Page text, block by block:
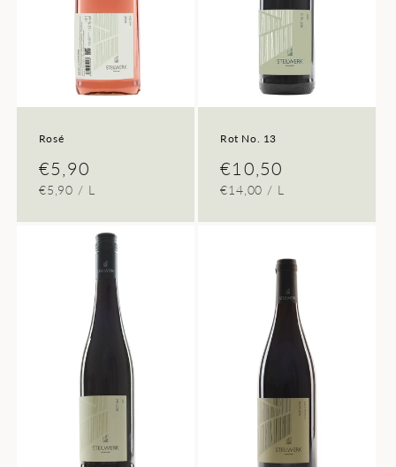
Rosé
Normaler
Preis
€5,90
GRUNDPREIS
€5,90 / PRO
L
Rot No. 13
Normaler
Preis
€10,50
GRUNDPREIS
€14,00 / PRO
L